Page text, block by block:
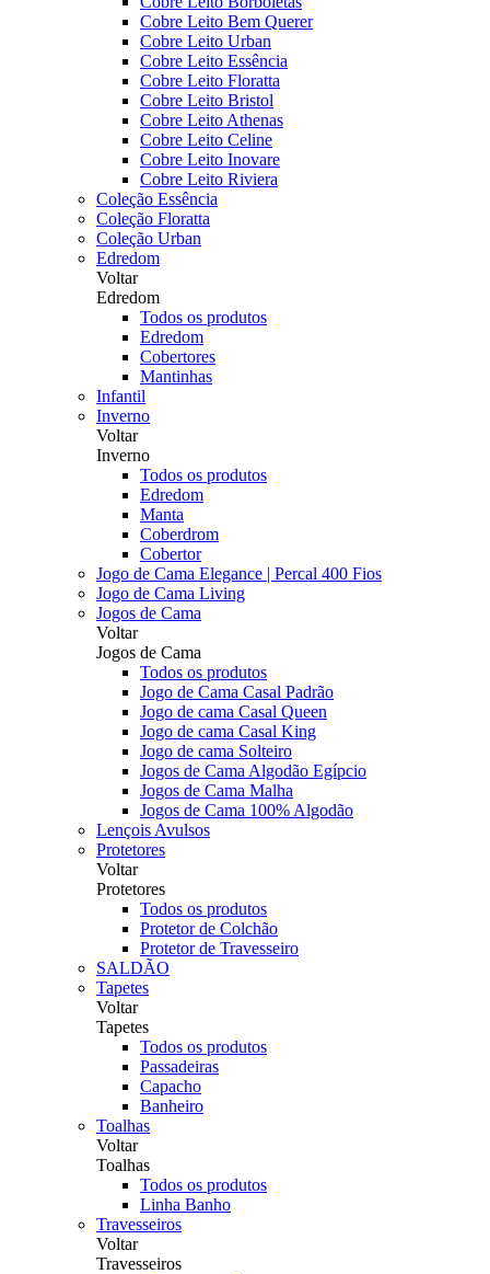
Cobre Leito Bem Querer
Cobre Leito Urban
Cobre Leito Essência
Cobre Leito Floratta
Cobre Leito Bristol
Cobre Leito Athenas
Cobre Leito Celine
Cobre Leito Inovare
Cobre Leito Riviera
Coleção Essência
Coleção Floratta
Coleção Urban
Edredom
Voltar
Edredom
Todos os produtos
Edredom
Cobertores
Mantinhas
Infantil
Inverno
Voltar
Inverno
Todos os produtos
Edredom
Manta
Coberdrom
Cobertor
Jogo de Cama Elegance | Percal 400 Fios
Jogo de Cama Living
Jogos de Cama
Voltar
Jogos de Cama
Todos os produtos
Jogo de Cama Casal Padrão
Jogo de cama Casal Queen
Jogo de cama Casal King
Jogo de cama Solteiro
Jogos de Cama Algodão Egípcio
Jogos de Cama Malha
Jogos de Cama 100% Algodão
Lençois Avulsos
Protetores
Voltar
Protetores
Todos os produtos
Protetor de Colchão
Protetor de Travesseiro
SALDÃO
Tapetes
Voltar
Tapetes
Todos os produtos
Passadeiras
Capacho
Banheiro
Toalhas
Voltar
Toalhas
Todos os produtos
Linha Banho
Travesseiros
Voltar
Travesseiros